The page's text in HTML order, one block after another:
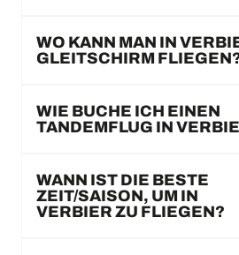
WO KANN MAN IN
GLEITSCHIRM
WIE BUCHE ICH EINEN
TANDEMFLUG IN
WANN IST DIE BESTE
ZEIT/SAISON, UM IN
VERBIER ZU FLIEGEN?